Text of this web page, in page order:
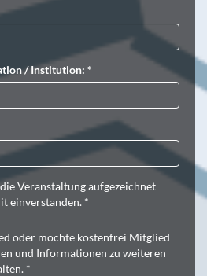
/ Institution: *
Veranstaltung aufgezeichnet
einverstanden. *
oder möchte kostenfrei Mitglied
und Informationen zu weiteren
*